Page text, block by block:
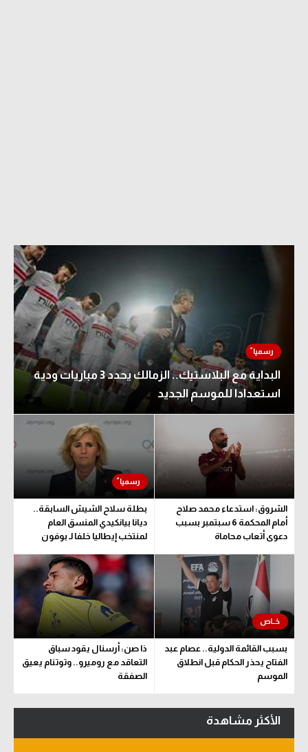
البداية مع البلاستيك.. الزمالك يحدد 3 مباريات ودية
استعدادا للموسم الجديد
الشروق: استدعاء محمد صلاح
أمام المحكمة 6 سبتمبر بسبب
دعوى أتعاب محاماة
بطلة سلاح الشيش السابقة..
ديانا بيانكيدي المنسق العام
لمنتخب إيطاليا خلفا لـ بوفون
بسبب القائمة الدولية.. عصام عبد
الفتاح يحذر الحكام قبل انطلاق
الموسم
ذا صن: أرسنال يقود سباق
التعاقد مع روميرو.. وتوتنام يعيق
الصفقة
الأكثر مشاهدة